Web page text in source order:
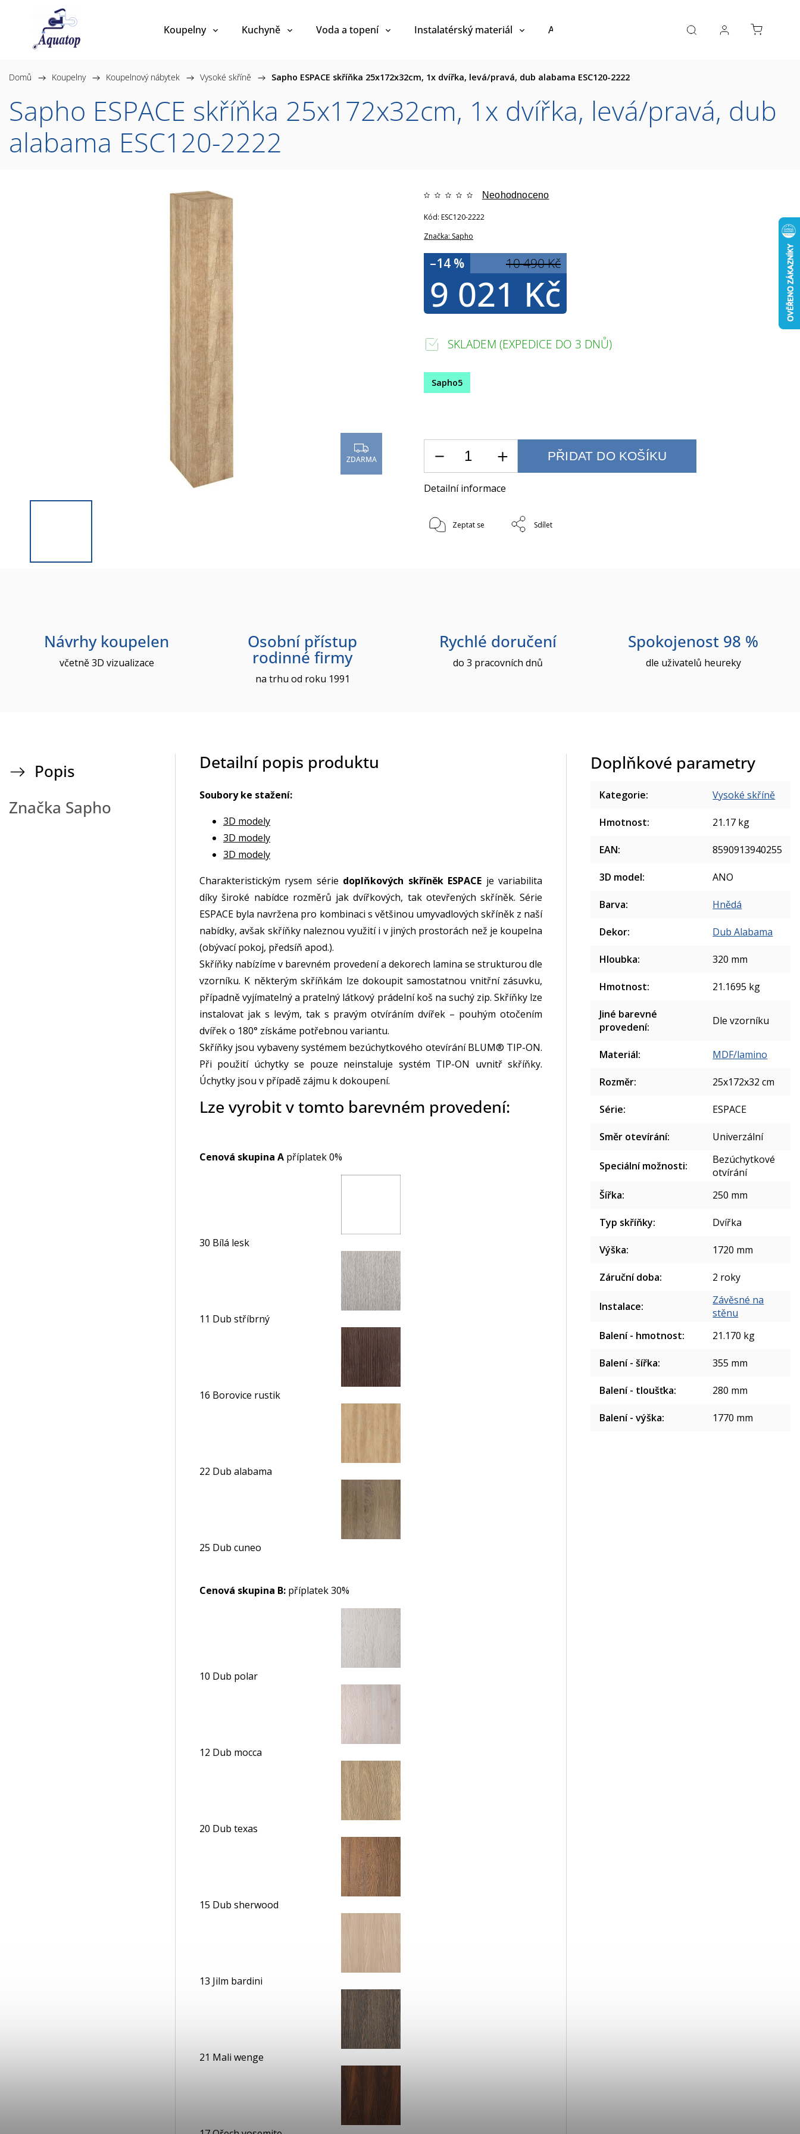
Koupelny Kuchyně Voda a topení Instalatérský materiál Akce a výprodej Návrh koupelny Reference
Domů / Koupelny / Koupelnový nábytek / Vysoké skříně / Sapho ESPACE skříňka 25x172x32cm, 1x dvířka, levá/pravá, dub alabama ESC120-2222
Sapho ESPACE skříňka 25x172x32cm, 1x dvířka, levá/pravá, dub
alabama ESC120-2222
ZDARMA
Značka: Sapho
Neohodnoceno
10 490 Kč
–14 %
9 021 Kč
Kód: ESC120-2222
Sapho5
SKLADEM (EXPEDICE DO 3 DNŮ)
PŘIDAT DO KOŠÍKU
Detailní informace
Zeptat se Sdílet
Návrhy koupelen
včetně 3D vizualizace
Osobní přístup
rodinné firmy
na trhu od roku 1991
Rychlé doručení
do 3 pracovních dnů
Spokojenost 98 %
dle uživatelů heureky
Popis
Značka Sapho
Detailní popis produktu
Soubory ke stažení:
3D modely
3D modely
3D modely
Charakteristickým rysem série doplňkových skříněk ESPACE je variabilita
díky široké nabídce rozměrů jak dvířkových, tak otevřených skříněk. Série
ESPACE byla navržena pro kombinaci s většinou umyvadlových skříněk z naší
nabídky, avšak skříňky naleznou využití i v jiných prostorách než je koupelna
(obývací pokoj, předsíň apod.).
Skříňky nabízíme v barevném provedení a dekorech lamina se strukturou dle
vzorníku. K některým skříňkám lze dokoupit samostatnou vnitřní zásuvku,
případně vyjímatelný a pratelný látkový prádelní koš na suchý zip. Skříňky lze
instalovat jak s levým, tak s pravým otvíráním dvířek – pouhým otočením
dvířek o 180° získáme potřebnou variantu.
Skříňky jsou vybaveny systémem bezúchytkového otevírání BLUM® TIP-ON.
Při použití úchytky se pouze neinstaluje systém TIP-ON uvnitř skříňky.
Úchytky jsou v případě zájmu k dokoupení.
Lze vyrobit v tomto barevném provedení:
Cenová skupina A příplatek 0%
30 Bílá lesk
11 Dub stříbrný
16 Borovice rustik
22 Dub alabama
25 Dub cuneo
Cenová skupina B: příplatek 30%
10 Dub polar
12 Dub mocca
20 Dub texas
15 Dub sherwood
13 Jilm bardini
21 Mali wenge
Doplňkové parametry
Kategorie: Vysoké skříně
Hmotnost: 21.17 kg
EAN: 8590913940255
3D model: ANO
Barva: Hnědá
Dekor: Dub Alabama
Hloubka: 320 mm
Hmotnost: 21.1695 kg
Jiné barevné
provedení: Dle vzorníku
Materiál: MDF/lamino
Rozměr: 25x172x32 cm
Série: ESPACE
Směr otevírání: Univerzální
Speciální možnosti:
Bezúchytkové
otvírání
Šířka: 250 mm
Typ skříňky: Dvířka
Výška: 1720 mm
Záruční doba: 2 roky
Instalace:
Závěsné na
stěnu
Balení - hmotnost: 21.170 kg
Balení - šířka: 355 mm
Balení - tloušťka: 280 mm
Balení - výška: 1770 mm